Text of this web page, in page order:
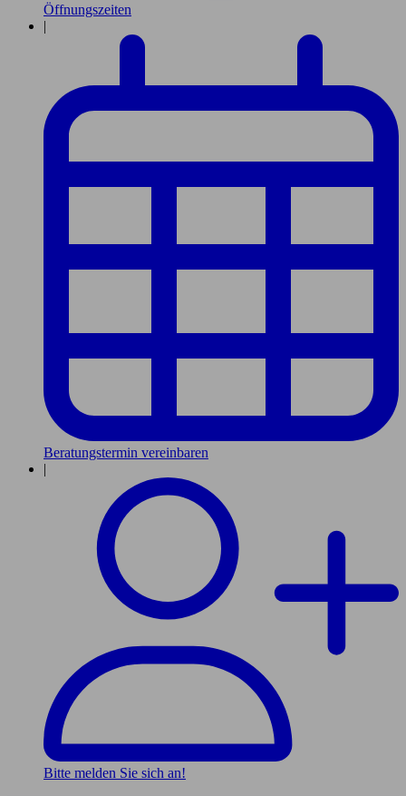
Öffnungszeiten
|
Beratungstermin vereinbaren
|
Bitte melden Sie sich an!